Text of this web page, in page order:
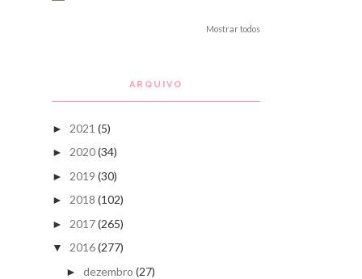
Mostrar todos
ARQUIVO
► 2021 (5)
► 2020(34)
► 2019 (30)
► 2018 (102)
► 2017(265)
▼ 2016(277)
► dezembro (27)